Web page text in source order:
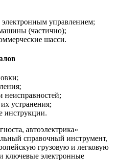
электронным управлением;
(частично);
шасси.
неисправностей;
устранения;
инструкции.
автоэлектрика»
справочный инструмент,
грузовую и легковую
ключевые электронные